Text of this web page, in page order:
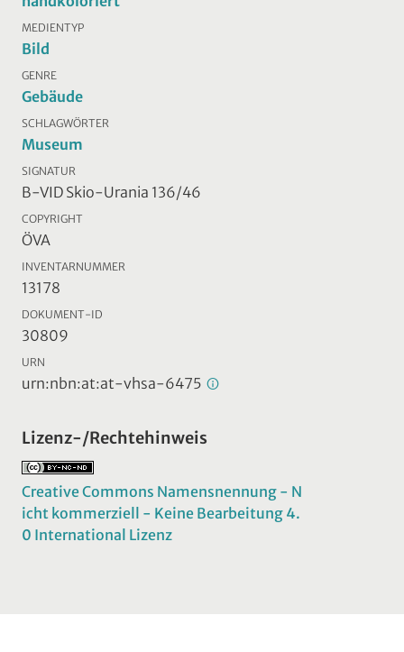
MEDIENTYP
Bild
GENRE
Gebäude
SCHLAGWÖRTER
Museum
SIGNATUR
B-VID Skio-Urania 136/46
COPYRIGHT
ÖVA
INVENTARNUMMER
13178
DOKUMENT-ID
30809
URN
urn:nbn:at:at-vhsa-6475
Lizenz-/Rechtehinweis
Creative Commons Namensnennung - N
icht kommerziell - Keine Bearbeitung 4.
0 International Lizenz